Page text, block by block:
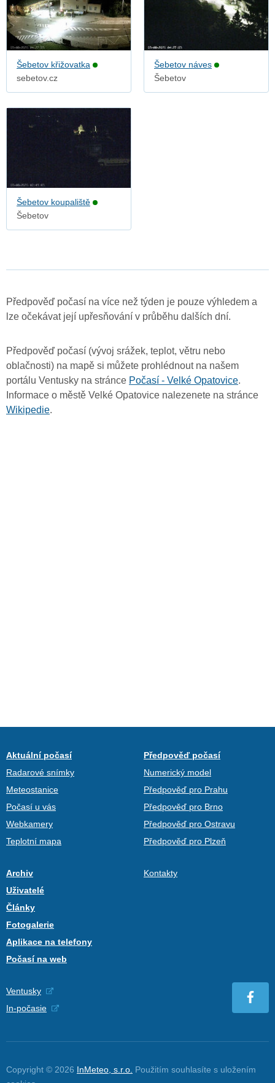
Šebetov křižovatka
sebetov.cz
Šebetov náves
Šebetov
Šebetov koupaliště
Šebetov
Předpověď počasí na více než týden je pouze výhledem a
lze očekávat její upřesňování v průběhu dalších dní.
Předpověď počasí (vývoj srážek, teplot, větru nebo
oblačnosti) na mapě si můžete prohlédnout na našem
portálu Ventusky na stránce Počasí - Velké Opatovice.
Informace o městě Velké Opatovice nalezenete na stránce
Wikipedie.
Aktuální počasí
Radarové snímky
Meteostanice
Počasí u vás
Webkamery
Teplotní mapa
Předpověď počasí
Numerický model
Předpověď pro Prahu
Předpověď pro Brno
Předpověď pro Ostravu
Předpověď pro Plzeň
Archiv
Uživatelé
Články
Fotogalerie
Aplikace na telefony
Počasí na web
Kontakty
Ventusky
In-počasie
Copyright © 2026 InMeteo, s.r.o. Použitím souhlasíte s uložením